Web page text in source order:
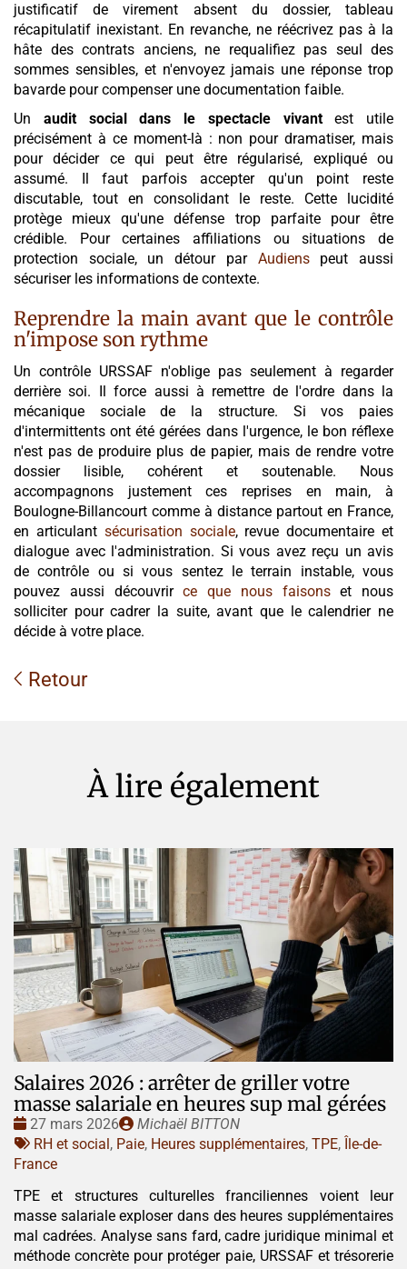
justificatif de virement absent du dossier, tableau
récapitulatif inexistant. En revanche, ne réécrivez pas à la
hâte des contrats anciens, ne requalifiez pas seul des
sommes sensibles, et n'envoyez jamais une réponse trop
bavarde pour compenser une documentation faible.
Un audit social dans le spectacle vivantest utile
précisément à ce moment-là : non pour dramatiser, mais
pour décider ce qui peut être régularisé, expliqué ou
assumé. Il faut parfois accepter qu'un point reste
discutable, tout en consolidant le reste. Cette lucidité
protège mieux qu'une défense trop parfaite pour être
crédible. Pour certaines affiliations ou situations de
protection sociale, un détour par Audienspeut aussi
sécuriser les informations de contexte.
Reprendre la main avant que le contrôle
n'impose son rythme
Un contrôle URSSAF n'oblige pas seulement à regarder
derrière soi. Il force aussi à remettre de l'ordre dans la
mécanique sociale de la structure. Si vos paies
d'intermittents ont été gérées dans l'urgence, le bon réflexe
n'est pas de produire plus de papier, mais de rendre votre
dossier lisible, cohérent et soutenable. Nous
accompagnons justement ces reprises en main, à
Boulogne-Billancourt comme à distance partout en France,
en articulant sécurisation sociale, revue documentaire et
dialogue avec l'administration. Si vous avez reçu un avis
de contrôle ou si vous sentez le terrain instable, vous
pouvez aussi découvrirce que nous faisonset nous
solliciter pour cadrer la suite, avant que le calendrier ne
décide à votre place.
Retour
À lire également
Salaires 2026 : arrêter de griller votre
masse salariale en heures sup mal gérées
Date
:
27 mars 2026
Publié
par
Michaël BITTON
Tags
:
RH et social , Paie, Heures supplémentaires, TPE,
Île-de-
France
TPE et structures culturelles franciliennes voient leur
masse salariale exploser dans des heures supplémentaires
mal cadrées. Analyse sans fard, cadre juridique minimal et
méthode concrète pour protéger paie, URSSAF et trésorerie